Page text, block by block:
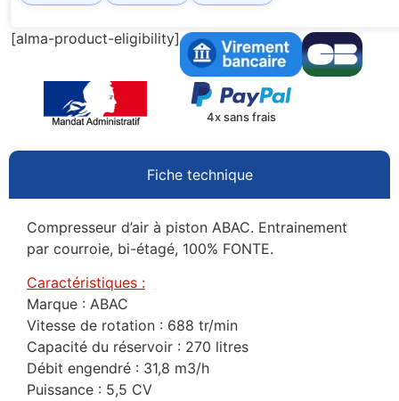
[alma-product-eligibility]
4x sans frais
Fiche technique
Compresseur d’air à piston ABAC. Entrainement
par courroie, bi-étagé, 100% FONTE.
Caractéristiques :
Marque : ABAC
Vitesse de rotation : 688 tr/min
Capacité du réservoir : 270 litres
Débit engendré : 31,8 m3/h
Puissance : 5,5 CV